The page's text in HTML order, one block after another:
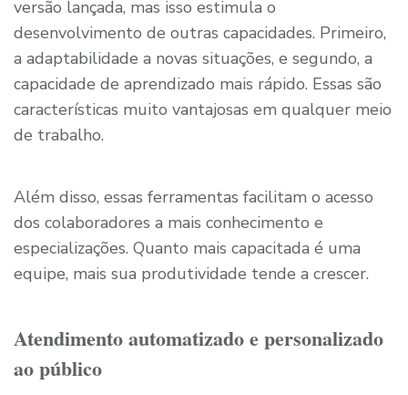
versão lançada, mas isso estimula o
desenvolvimento de outras capacidades. Primeiro,
a adaptabilidade a novas situações, e segundo, a
capacidade de aprendizado mais rápido. Essas são
características muito vantajosas em qualquer meio
de trabalho.
Além disso, essas ferramentas facilitam o acesso
dos colaboradores a mais conhecimento e
especializações. Quanto mais capacitada é uma
equipe, mais sua produtividade tende a crescer.
Atendimento automatizado e personalizado
ao público